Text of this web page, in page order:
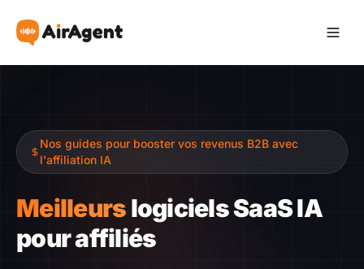
Recommander
Gagner
Ressources
Nos guides pour booster vos revenus B2B avec
l'affiliation IA
Meilleurslogiciels SaaS IA
pour affiliés